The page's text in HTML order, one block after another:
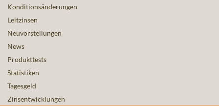
Konditionsänderungen
Leitzinsen
Neuvorstellungen
News
Produkttests
Statistiken
Tagesgeld
Zinsentwicklungen